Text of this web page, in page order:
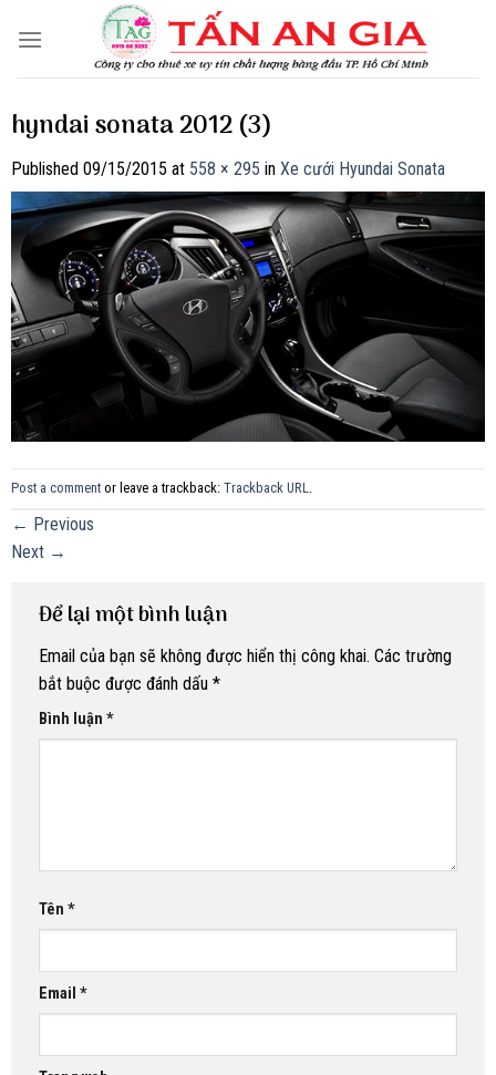
hyndai sonata 2012 (3)
Published 09/15/2015 at 558 × 295 in Xe cưới Hyundai Sonata
Post a comment or leave a trackback: Trackback URL
← Previous
Next →
Để lại một bình luận
Email của bạn sẽ không được hiển thị công khai. Các trường
bắt buộc được đánh dấu *
Bình luận *
Tên *
Email *